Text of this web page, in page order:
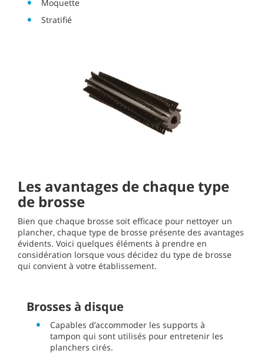
Moquette
Stratifié
Les avantages de chaque type
de brosse
Bien que chaque brosse soit efficace pour nettoyer un
plancher, chaque type de brosse présente des avantages
évidents. Voici quelques éléments à prendre en
considération lorsque vous décidez du type de brosse
qui convient à votre établissement.
Brosses à disque
Capables d’accommoder les supports à
tampon qui sont utilisés pour entretenir les
planchers cirés.